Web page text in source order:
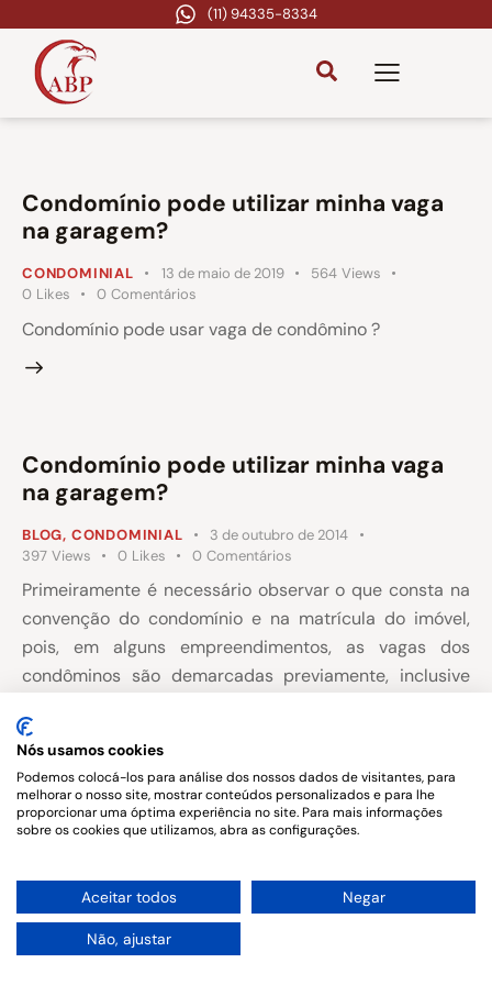
(11) 94335-8334
Condomínio pode utilizar minha vaga
na garagem?
CONDOMINIAL 13 de maio de 2019 564 Views
0 Likes 0 Comentários
Condomínio pode usar vaga de condômino ?
Condomínio pode utilizar minha vaga
na garagem?
BLOG, CONDOMINIAL
3 de outubro de 2014
397 Views 0 Likes 0 Comentários
Primeiramente é necessário observar o que consta na
convenção do condomínio e na matrícula do imóvel,
pois, em alguns empreendimentos, as vagas dos
condôminos são demarcadas previamente, inclusive
nome do proprietário, situação conhecida como “vaga
desmembrada”, sendo necessária avaliar tal situação
para a resposta correta.
Copyright © 2026. All rights reserved.
Nós usamos cookies
Podemos colocá-los para análise dos nossos dados de visitantes, para
melhorar o nosso site, mostrar conteúdos personalizados e para lhe
proporcionar uma óptima experiência no site. Para mais informações
sobre os cookies que utilizamos, abra as configurações.
Aceitar todos Negar
Não, ajustar